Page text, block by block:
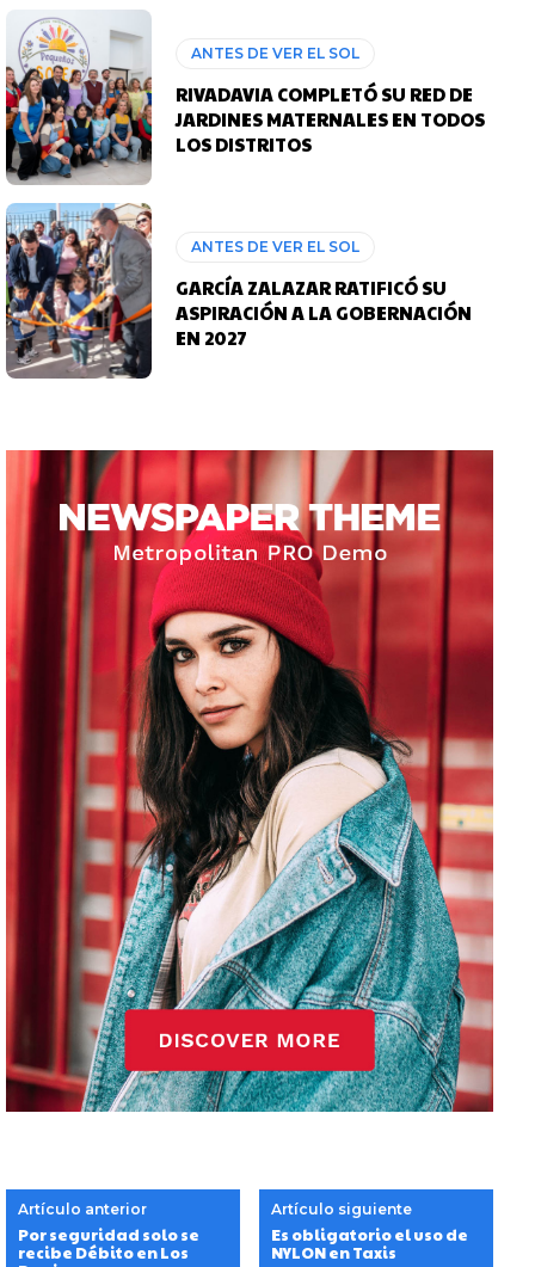
ANTES DE VER EL SOL
RIVADAVIA COMPLETÓ SU RED DE
JARDINES MATERNALES EN TODOS
LOS DISTRITOS
ANTES DE VER EL SOL
GARCÍA ZALAZAR RATIFICÓ SU
ASPIRACIÓN A LA GOBERNACIÓN
EN 2027
Artículo anterior
Por seguridad solo se
recibe Débito en Los
Artículo siguiente
Es obligatorio el uso de
NYLON en Taxis